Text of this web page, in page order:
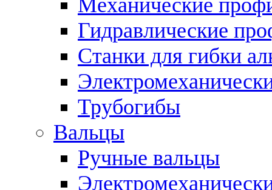
Гидравлические
Станки для гибки
Трубогибы
Вальцы
Ручные вальцы